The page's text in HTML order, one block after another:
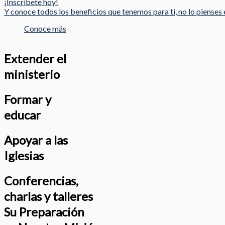
Y conoce todos los beneficios que tenemos para ti, no lo pienses
Conoce más
Extender el
ministerio
Formar y
educar
Apoyar a las
Iglesias
Conferencias,
charlas y talleres
Su Preparación